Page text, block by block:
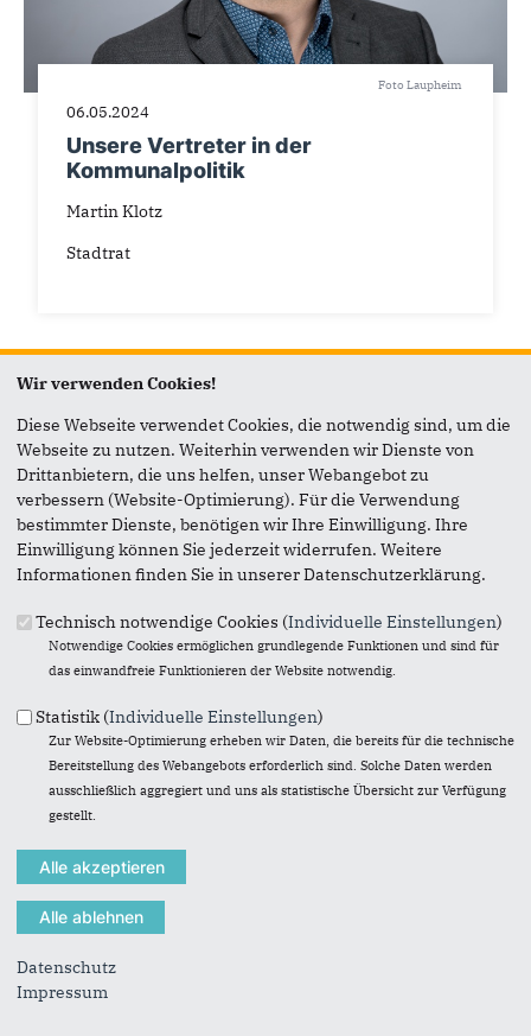
Foto Laupheim
06.05.2024
Unsere Vertreter in der
Kommunalpolitik
Martin Klotz
Stadtrat
Foto Laupheim
06.05.2024
Kommunalpolitik
Tobias Rommel
Stadtrat
Wir verwenden Cookies!
Diese Webseite verwendet Cookies, die notwendig sind, um die
Webseite zu nutzen. Weiterhin verwenden wir Dienste von
Drittanbietern, die uns helfen, unser Webangebot zu
verbessern (Website-Optimierung). Für die Verwendung
bestimmter Dienste, benötigen wir Ihre Einwilligung. Ihre
Einwilligung können Sie jederzeit widerrufen. Weitere
Informationen finden Sie in unserer Datenschutzerklärung.
Technisch notwendige Cookies (Individuelle Einstellungen)
Notwendige Cookies ermöglichen grundlegende Funktionen und sind für
das einwandfreie Funktionieren der Website notwendig.
Statistik (Individuelle Einstellungen)
Zur Website-Optimierung erheben wir Daten, die bereits für die technische
Bereitstellung des Webangebots erforderlich sind. Solche Daten werden
ausschließlich aggregiert und uns als statistische Übersicht zur Verfügung
gestellt.
Datenschutz
Impressum